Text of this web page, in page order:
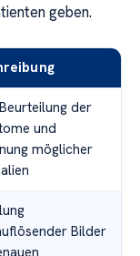
geben.
der
und
möglicher
Bilder